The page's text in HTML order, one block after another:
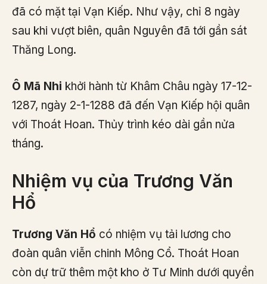
đã có mặt tại Vạn Kiếp. Như vậy, chỉ 8 ngày
sau khi vượt biên, quân Nguyên đã tới gần sát
Thăng Long.
Ô Mã Nhi khởi hành từ Khâm Châu ngày 17-12-
1287, ngày 2-1-1288 đã đến Vạn Kiếp hội quân
với Thoát Hoan. Thủy trình kéo dài gần nửa
tháng.
Nhiệm vụ của Trương Văn
Hổ
Trương Văn Hổ có nhiệm vụ tải lương cho
đoàn quân viễn chinh Mông Cổ. Thoát Hoan
còn dự trữ thêm một kho ở Tư Minh dưới quyền